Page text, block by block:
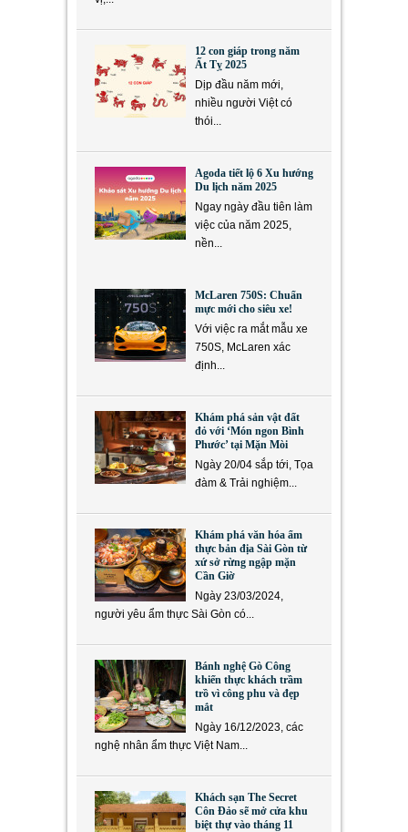
12 con giáp trong năm
Ất Tỵ 2025
Dịp đầu năm mới,
nhiều người Việt có
thói...
Agoda tiết lộ 6 Xu hướng
Du lịch năm 2025
Ngay ngày đầu tiên làm
việc của năm 2025,
nền...
McLaren 750S: Chuẩn
mực mới cho siêu xe!
Với việc ra mắt mẫu xe
750S, McLaren xác
định...
Khám phá sản vật đất
đỏ với ‘Món ngon Bình
Phước’ tại Mặn Mòi
Ngày 20/04 sắp tới, Tọa
đàm & Trải nghiệm...
Khám phá văn hóa ẩm
thực bản địa Sài Gòn từ
xứ sở rừng ngập mặn
Cần Giờ
Ngày 23/03/2024,
người yêu ẩm thực Sài Gòn có...
Bánh nghệ Gò Công
khiến thực khách trầm
trồ vì công phu và đẹp
mắt
Ngày 16/12/2023, các
nghệ nhân ẩm thực Việt Nam...
Khách sạn The Secret
Côn Đảo sẽ mở cửa khu
biệt thự vào tháng 11